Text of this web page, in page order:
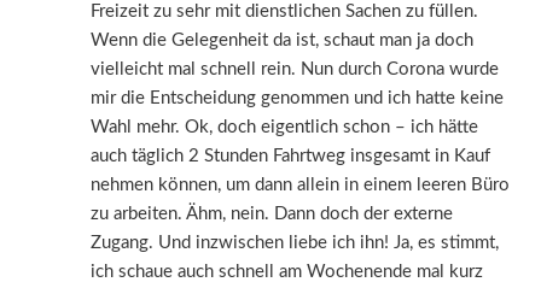
Freizeit zu sehr mit dienstlichen Sachen zu füllen.
Wenn die Gelegenheit da ist, schaut man ja doch
vielleicht mal schnell rein. Nun durch Corona wurde
mir die Entscheidung genommen und ich hatte keine
Wahl mehr. Ok, doch eigentlich schon – ich hätte
auch täglich 2 Stunden Fahrtweg insgesamt in Kauf
nehmen können, um dann allein in einem leeren Büro
zu arbeiten. Ähm, nein. Dann doch der externe
Zugang. Und inzwischen liebe ich ihn! Ja, es stimmt,
ich schaue auch schnell am Wochenende mal kurz